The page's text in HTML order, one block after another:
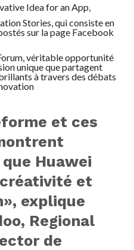
Idea for an App,
Stories, qui consiste en
sur la page Facebook
véritable opportunité
unique que partagent
à travers des débats
et ces
Huawei
et
explique
Regional
de